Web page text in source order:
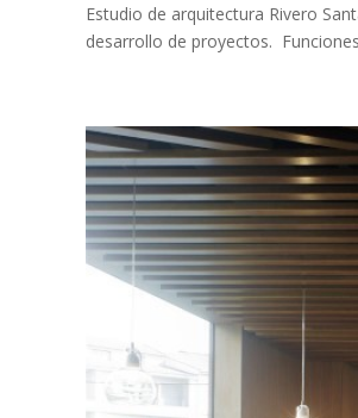
Estudio de arquitectura Rivero
desarrollo de proyectos.